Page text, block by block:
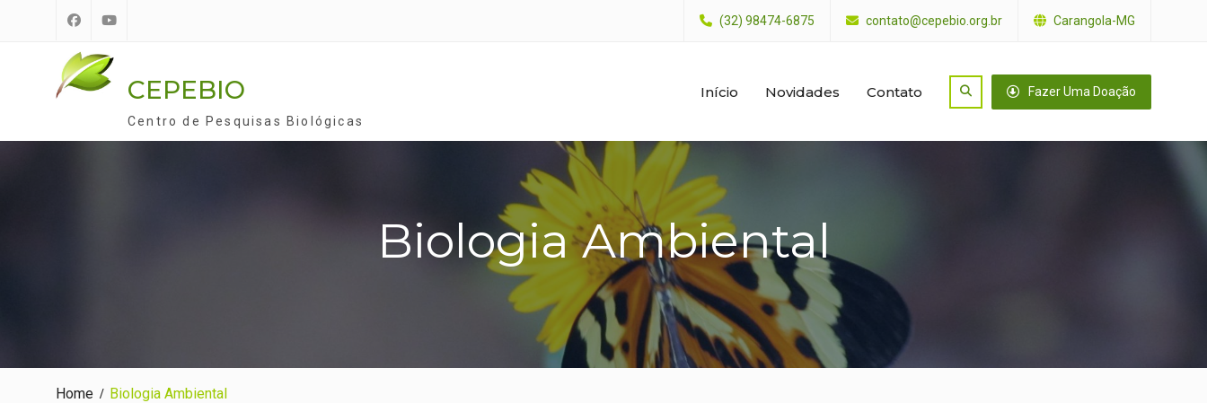
(32) 98474-6875 contato@cepebio.org.br Carangola-MG
CEPEBIO
Centro de Pesquisas Biológicas
Início Novidades Contato Search Fazer Uma Doação
Biologia Ambiental
Home Biologia Ambiental